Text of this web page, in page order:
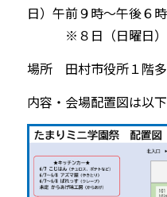
日）午前９時～午後６時
※８日（日曜日）
場所 田村市役所１階
内容・会場配置図は以